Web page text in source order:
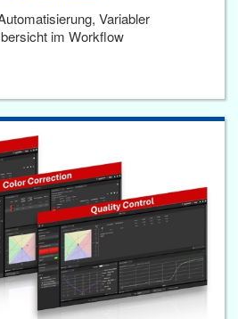
Variabler
im Workflow